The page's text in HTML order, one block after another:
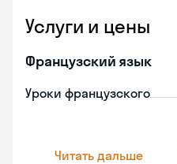
Услуги и цены
Французский язык
Уроки французского
Читать дальше